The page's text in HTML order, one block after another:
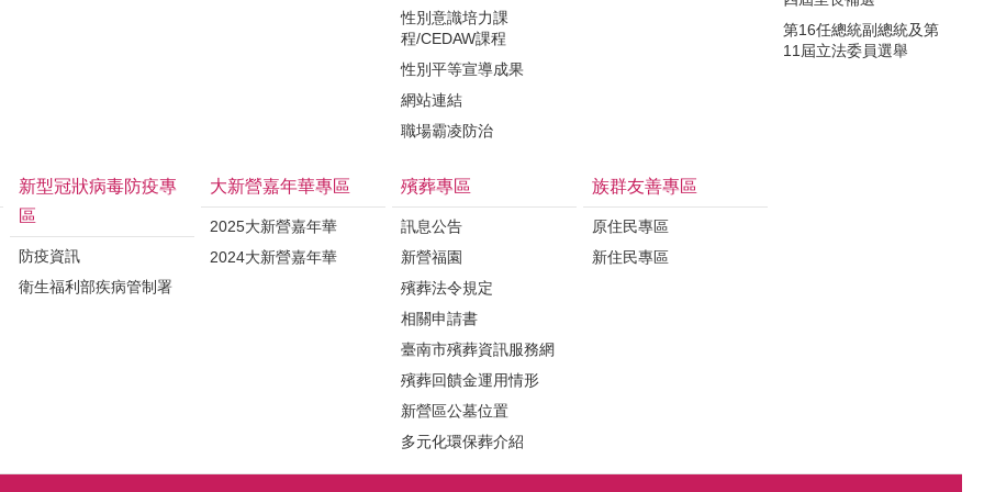
性別意識培力課
程/CEDAW課程
性別平等宣導成果
網站連結
職場霸凌防治
第16任總統副總統及第
11屆立法委員選舉
新型冠狀病毒防疫專
區
防疫資訊
衛生福利部疾病管制署
大新營嘉年華專區
2025大新營嘉年華
2024大新營嘉年華
殯葬專區
訊息公告
新營福園
殯葬法令規定
相關申請書
臺南市殯葬資訊服務網
殯葬回饋金運用情形
新營區公墓位置
多元化環保葬介紹
族群友善專區
原住民專區
新住民專區